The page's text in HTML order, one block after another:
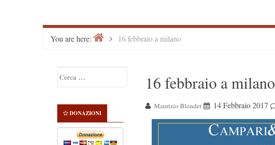
You are here: Home16 febbraio a milano
Sidebar
per:
DONAZIONI
16 febbraio a milano
Maurizio Blondet 14 Febbraio 2017